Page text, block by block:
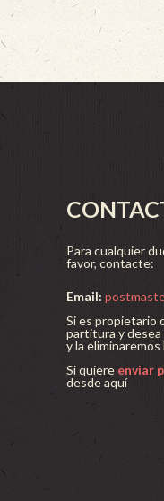
Para cualquier
favor, contacte:
Email:
Si es propietario
partitura y desea
y la
Si quiere enviar
desde aquí